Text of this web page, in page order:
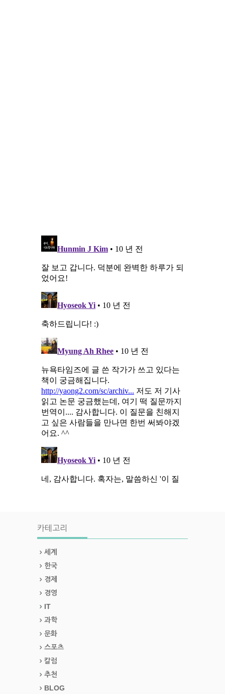
카테고리
세계
한국
경제
경영
IT
과학
문화
스포츠
칼럼
추천
BLOG